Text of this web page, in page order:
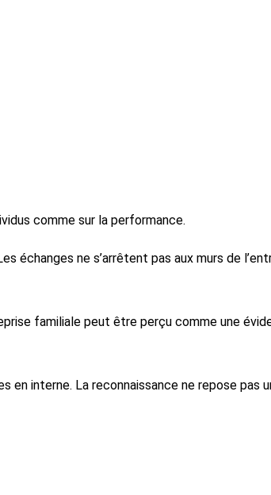
comme sur la performance.
ne s’arrêtent pas aux murs de
familiale peut être perçu comme une
interne. La reconnaissance ne repose pas